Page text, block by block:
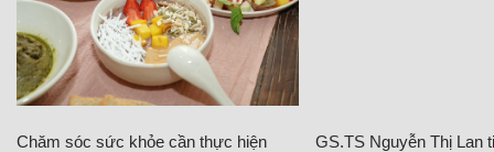
Chăm sóc sức khỏe cần thực hiện
GS.TS Nguyễn Thị Lan